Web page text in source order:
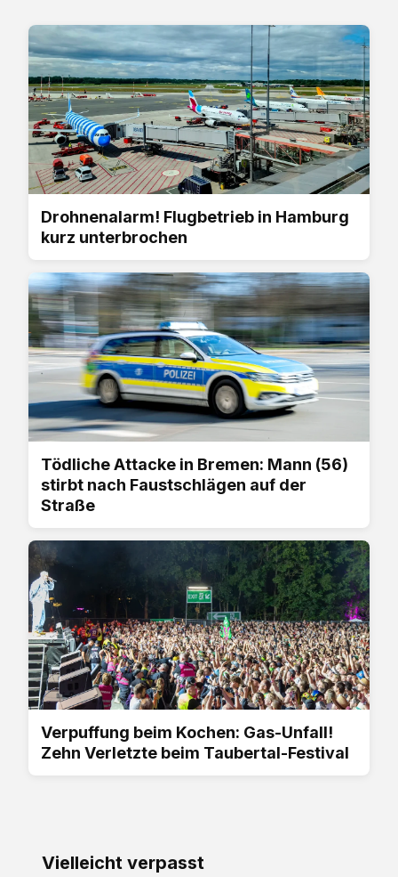
Drohnenalarm! Flugbetrieb in Hamburg
kurz unterbrochen
Tödliche Attacke in Bremen: Mann (56)
stirbt nach Faustschlägen auf der
Straße
Verpuffung beim Kochen: Gas-Unfall!
Zehn Verletzte beim Taubertal-Festival
Vielleicht verpasst